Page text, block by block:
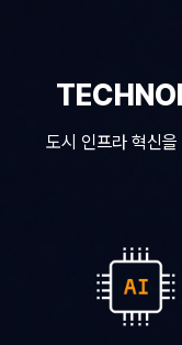
도시 인프라 혁신